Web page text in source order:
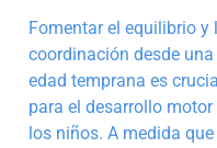
Fomentar el equilibrio y
coordinación desde una
edad temprana es
para el desarrollo motor
los niños. A medida